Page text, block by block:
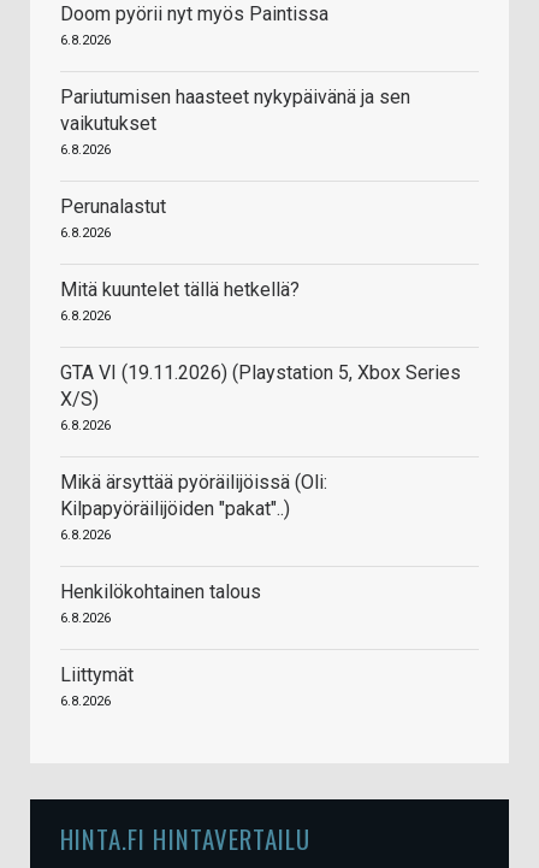
Doom pyörii nyt myös Paintissa
6.8.2026
Pariutumisen haasteet nykypäivänä ja sen
vaikutukset
6.8.2026
Perunalastut
6.8.2026
Mitä kuuntelet tällä hetkellä?
6.8.2026
GTA VI (19.11.2026) (Playstation 5, Xbox Series
X/S)
6.8.2026
Mikä ärsyttää pyöräilijöissä (Oli:
Kilpapyöräilijöiden "pakat"..)
6.8.2026
Henkilökohtainen talous
6.8.2026
Liittymät
6.8.2026
HINTA.FI HINTAVERTAILU